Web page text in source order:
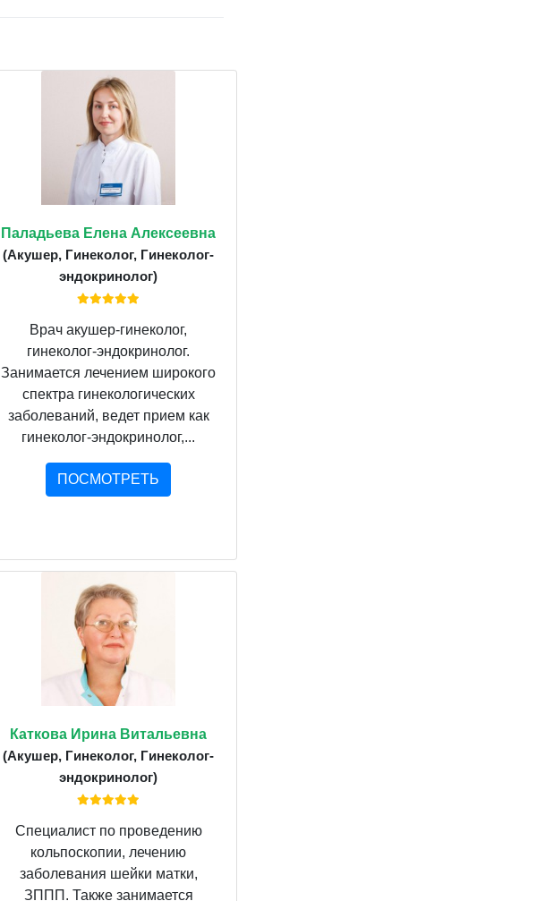
Паладьева Елена Алексеевна
(Акушер, Гинеколог, Гинеколог-
эндокринолог)
Врач акушер-гинеколог,
гинеколог-эндокринолог.
Занимается лечением широкого
спектра гинекологических
заболеваний, ведет прием как
гинеколог-эндокринолог,...
ПОСМОТРЕТЬ
Каткова Ирина Витальевна
(Акушер, Гинеколог, Гинеколог-
эндокринолог)
Специалист по проведению
кольпоскопии, лечению
заболевания шейки матки,
ЗППП. Также занимается